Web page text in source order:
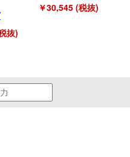
抜)
￥30,545 (税抜)